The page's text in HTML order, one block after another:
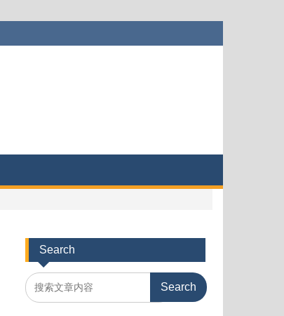
Search
Search
for: